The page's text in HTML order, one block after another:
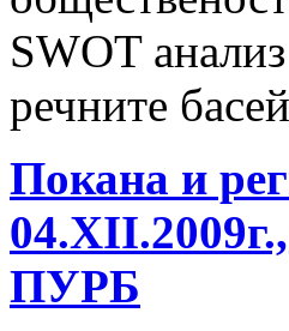
SWOT
речните
Покана и
ПУРБ